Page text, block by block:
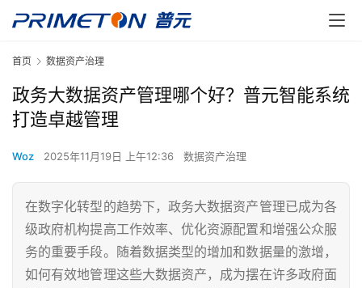
首页 数据资产治理
政务大数据资产管理哪个好？普元智能系统
打造卓越管理
Woz 2025年11月19日 上午12:36 数据资产治理
在数字化转型的趋势下，政务大数据资产管理已成为各
级政府机构提高工作效率、优化资源配置和增强公众服
务的重要手段。随着数据类型的增加和数据量的激增，
如何有效地管理这些大数据资产，成为摆在许多政府面